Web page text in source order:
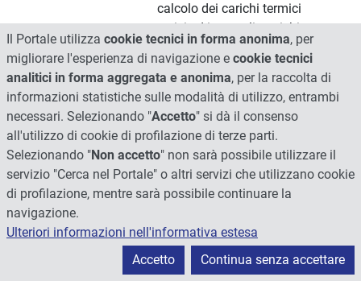
calcolo dei carichi termici
estivi ed invernali: carichi
termici esterni (trasmissione
attraverso l'involucro edilizio,
infiltrazione, ventilazione) ed
interni (persone, macchinari,
illuminazione).
Unità didattica: Impianti di
climatizzazione
Classificazione degli impianti
di climatizzazione. Criteri di
di riscaldamento e
condizionamento
Il Portale utilizza cookie tecnici in forma anonima, per
migliorare l'esperienza di navigazione e cookie tecnici
analitici in forma aggregata e anonima, per la raccolta di
informazioni statistiche sulle modalità di utilizzo, entrambi
necessari. Selezionando "Accetto" si dà il consenso
all'utilizzo di cookie di profilazione di terze parti.
Selezionando "Non accetto" non sarà possibile utilizzare il
servizio "Cerca nel Portale" o altri servizi che utilizzano cookie
di profilazione, mentre sarà possibile continuare la
navigazione.
Ulteriori informazioni nell'informativa estesa
Accetto
Continua senza accettare